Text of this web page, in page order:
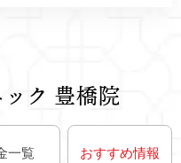
ク 豊橋院
一覧 おすすめ情報